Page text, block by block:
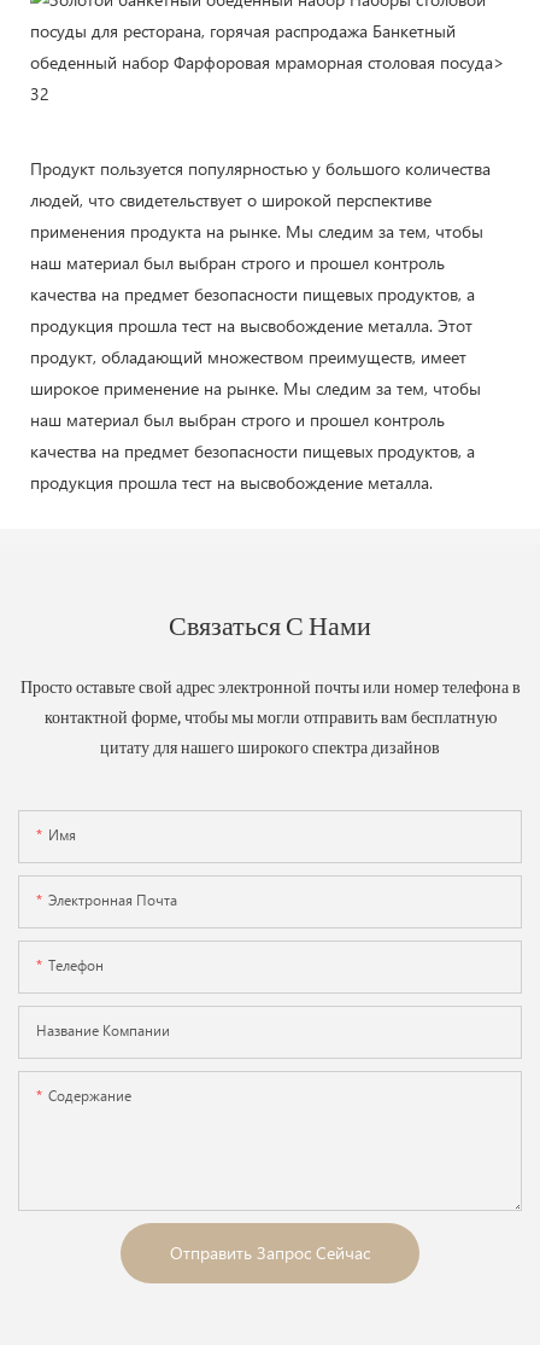
Продукт пользуется популярностью у большого количества
людей, что свидетельствует о широкой перспективе
применения продукта на рынке. Мы следим за тем, чтобы
наш материал был выбран строго и прошел контроль
качества на предмет безопасности пищевых продуктов, а
продукция прошла тест на высвобождение металла. Этот
продукт, обладающий множеством преимуществ, имеет
широкое применение на рынке. Мы следим за тем, чтобы
наш материал был выбран строго и прошел контроль
качества на предмет безопасности пищевых продуктов, а
продукция прошла тест на высвобождение металла.
Связаться С Нами
Просто оставьте свой адрес электронной почты или номер телефона в
контактной форме, чтобы мы могли отправить вам бесплатную
цитату для нашего широкого спектра дизайнов
Имя
Электронная Почта
Телефон
Название Компании
Содержание
Отправить Запрос Сейчас